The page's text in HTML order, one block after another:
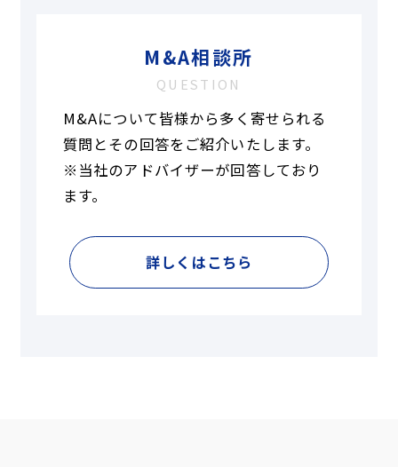
M&A相談所
QUESTION
M&Aについて皆様から多く寄せられる
質問とその回答をご紹介いたします。
※当社のアドバイザーが回答しており
ます。
詳しくはこちら